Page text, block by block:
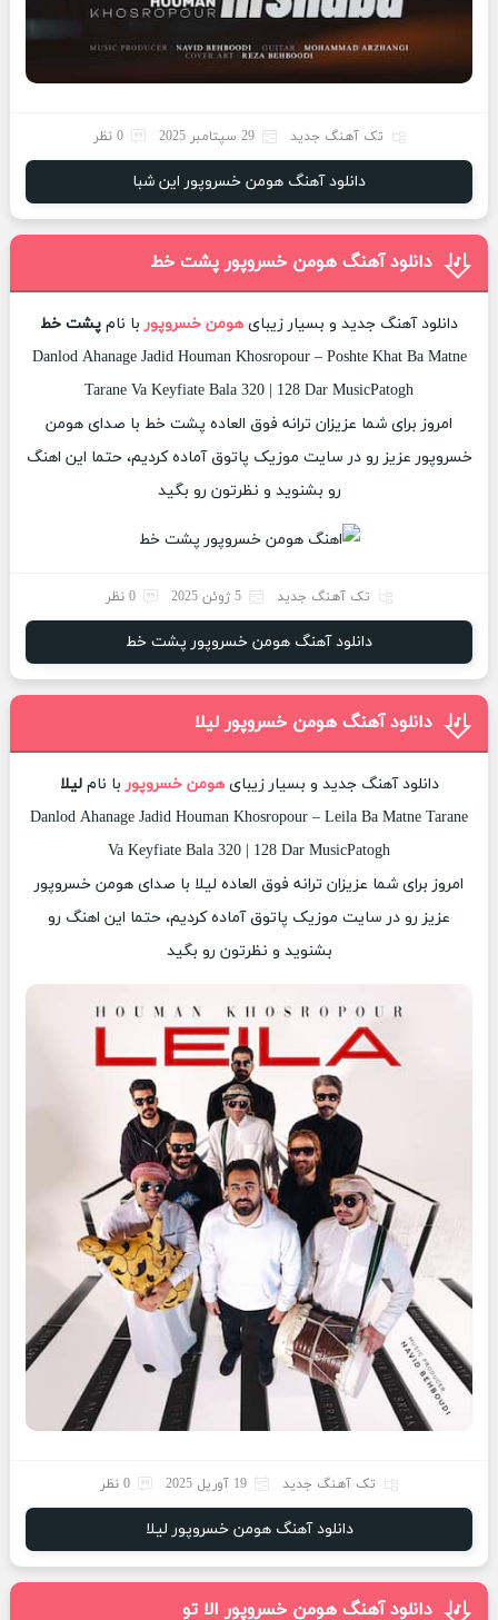
تک آهنگ جدید 29 سپتامبر 2025 0 نظر
دانلود آهنگ هومن خسروپور این شبا
دانلود آهنگ هومن خسروپور پشت خط
دانلود آهنگ جدید و بسیار زیبایهومن خسروپور با نام پشت خط
Danlod Ahanage Jadid Houman Khosropour – Poshte Khat Ba Matne
Tarane Va Keyfiate Bala 320 | 128 Dar MusicPatogh
امروز برای شما عزیزان ترانه فوق العاده پشت خط با صدای هومن
خسروپور عزیز رو در سایت موزیک پاتوق آماده کردیم، حتما این اهنگ
رو بشنوید و نظرتون رو بگید
تک آهنگ جدید 5 ژوئن 2025 0 نظر
دانلود آهنگ هومن خسروپور پشت خط
دانلود آهنگ هومن خسروپور لیلا
دانلود آهنگ جدید و بسیار زیبایهومن خسروپور با ناملیلا
Danlod Ahanage Jadid Houman Khosropour – Leila Ba Matne Tarane
Va Keyfiate Bala 320 | 128 Dar MusicPatogh
امروز برای شما عزیزان ترانه فوق العاده لیلا با صدای هومن خسروپور
عزیز رو در سایت موزیک پاتوق آماده کردیم، حتما این اهنگ رو
بشنوید و نظرتون رو بگید
تک آهنگ جدید 19 آوریل 2025 0 نظر
دانلود آهنگ هومن خسروپور لیلا
دانلود آهنگ هومن خسروپور الا تو